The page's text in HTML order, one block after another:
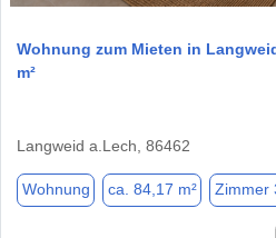
Wohnung zum Mieten in
m²
Langweid a.Lech, 86462
Wohnung ca. 84,17 m² Zimmer